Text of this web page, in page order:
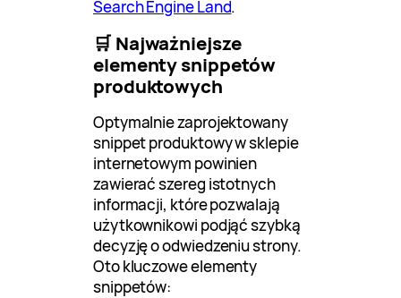
Search Engine Land.
🛒 Najważniejsze
elementy snippetów
produktowych
Optymalnie zaprojektowany
snippet produktowy w sklepie
internetowym powinien
zawierać szereg istotnych
informacji, które pozwalają
użytkownikowi podjąć szybką
decyzję o odwiedzeniu strony.
Oto kluczowe elementy
snippetów: